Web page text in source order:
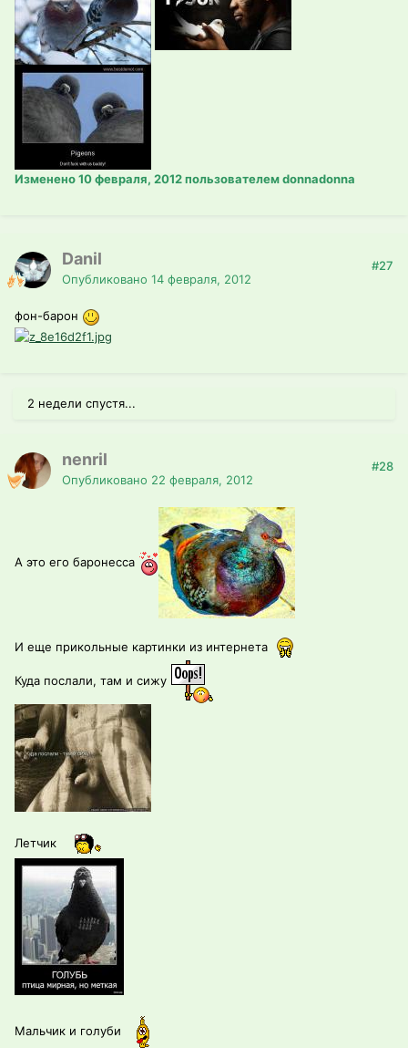
Изменено10 февраля, 2012пользователем donnadonna
Danil
Опубликовано 14 февраля, 2012
#27
фон-барон
2 недели спустя...
nenril
Опубликовано 22 февраля, 2012
#28
А это его баронесса
И еще прикольные картинки из интернета
Куда послали, там и сижу
Летчик
Мальчик и голуби